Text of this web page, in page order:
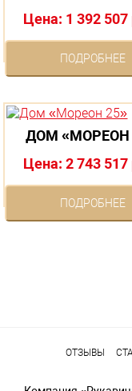
Цена: 1 392 507
ПОДРОБНЕЕ
ДОМ «МОРЕОН
Цена: 2 743 517
ПОДРОБНЕЕ
ОТЗЫВЫ